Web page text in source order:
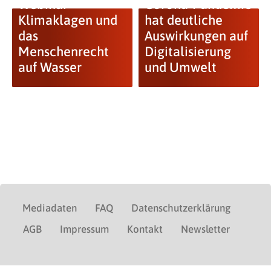
Klimaklagen und
das
Menschenrecht
auf Wasser
hat deutliche
Auswirkungen auf
Digitalisierung
und Umwelt
Mediadaten FAQ
Datenschutzerklärung
AGB
Impressum Kontakt Newsletter